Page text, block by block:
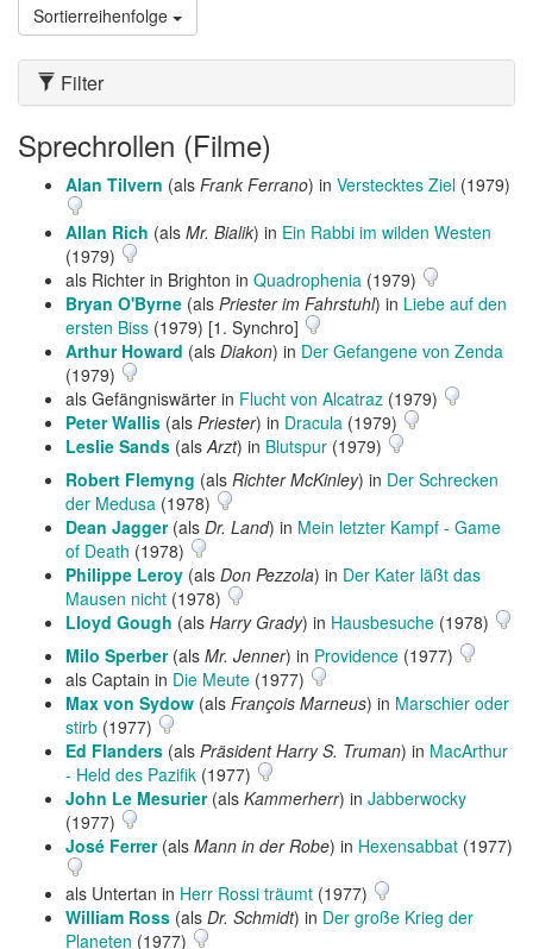
Sortierreihenfolge
Filter
Sprechrollen (Filme)
Alan Tilvern (als Frank Ferrano) in Verstecktes Ziel (1979)
Allan Rich (als Mr. Bialik) in Ein Rabbi im wilden Westen
(1979)
als Richter in Brighton in Quadrophenia (1979)
Bryan O'Byrne (als Priester im Fahrstuhl) in Liebe auf den
ersten Biss (1979) [1. Synchro]
Arthur Howard (als Diakon) in Der Gefangene von Zenda
(1979)
als Gefängniswärter in Flucht von Alcatraz (1979)
Peter Wallis (als Priester) in Dracula (1979)
Leslie Sands (alsArzt) in Blutspur (1979)
Robert Flemyng (als Richter McKinley) in Der Schrecken
der Medusa (1978)
Dean Jagger(als Dr. Land) in Mein letzter Kampf - Game
of Death (1978)
Philippe Leroy (als Don Pezzola) in Der Kater läßt das
Mausen nicht (1978)
Lloyd Gough (als Harry Grady) in Hausbesuche (1978)
Milo Sperber(als Mr. Jenner) in Providence (1977)
als Captain in Die Meute (1977)
Max von Sydow (als François Marneus) in Marschier oder
stirb (1977)
Ed Flanders (als Präsident Harry S. Truman) in MacArthur
- Held des Pazifik (1977)
John Le Mesurier(als Kammerherr) in Jabberwocky
(1977)
José Ferrer(als Mann in der Robe) in Hexensabbat (1977)
als Untertan in Herr Rossi träumt (1977)
William Ross (als Dr. Schmidt) in Der große Krieg der
Planeten (1977)